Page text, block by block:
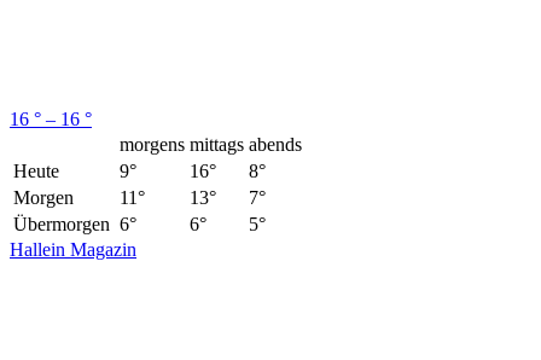
16 ° – 16 °
morgens mittags abends
Heute
9° 16°
8°
Morgen
11° 13°
7°
Übermorgen 6° 6°
5°
Hallein Magazin